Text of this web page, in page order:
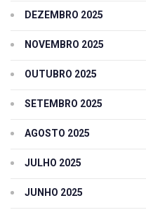
DEZEMBRO 2025
NOVEMBRO 2025
OUTUBRO 2025
SETEMBRO 2025
AGOSTO 2025
JULHO 2025
JUNHO 2025